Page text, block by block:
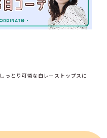
しっとり可憐な白レーストップスに